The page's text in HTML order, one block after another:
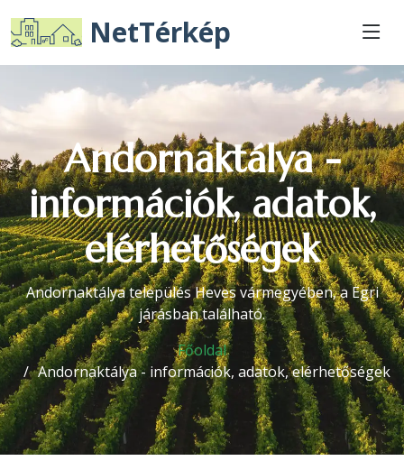
NetTérkép
Andornaktálya -
információk, adatok,
elérhetőségek
Andornaktálya település Heves vármegyében, a Egri
járásban található.
Főoldal
Andornaktálya - információk, adatok, elérhetőségek